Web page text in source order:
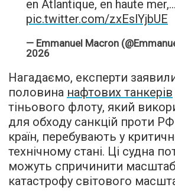
en Atlantique, en haute mer,…
pic.twitter.com/zxEslYjbUE
— Emmanuel Macron
2026
Нагадаємо, експерти
половина нафтових танкерів
тіньового флоту, який
для обходу санкцій проти
країн, перебувають у
технічному стані. Ці судна
можуть спричинити
катастрофу світового